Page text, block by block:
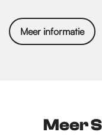
Meer informatie
Meer